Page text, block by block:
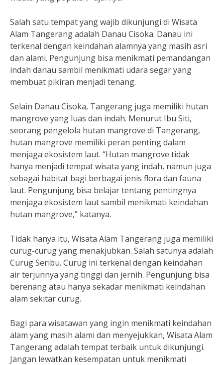
Salah satu tempat yang wajib dikunjungi di Wisata
Alam Tangerang adalah Danau Cisoka. Danau ini
terkenal dengan keindahan alamnya yang masih asri
dan alami. Pengunjung bisa menikmati pemandangan
indah danau sambil menikmati udara segar yang
membuat pikiran menjadi tenang.
Selain Danau Cisoka, Tangerang juga memiliki hutan
mangrove yang luas dan indah. Menurut Ibu Siti,
seorang pengelola hutan mangrove di Tangerang,
hutan mangrove memiliki peran penting dalam
menjaga ekosistem laut. “Hutan mangrove tidak
hanya menjadi tempat wisata yang indah, namun juga
sebagai habitat bagi berbagai jenis flora dan fauna
laut. Pengunjung bisa belajar tentang pentingnya
menjaga ekosistem laut sambil menikmati keindahan
hutan mangrove,” katanya.
Tidak hanya itu, Wisata Alam Tangerang juga memiliki
curug-curug yang menakjubkan. Salah satunya adalah
Curug Seribu. Curug ini terkenal dengan keindahan
air terjunnya yang tinggi dan jernih. Pengunjung bisa
berenang atau hanya sekadar menikmati keindahan
alam sekitar curug.
Bagi para wisatawan yang ingin menikmati keindahan
alam yang masih alami dan menyejukkan, Wisata Alam
Tangerang adalah tempat terbaik untuk dikunjungi.
Jangan lewatkan kesempatan untuk menikmati